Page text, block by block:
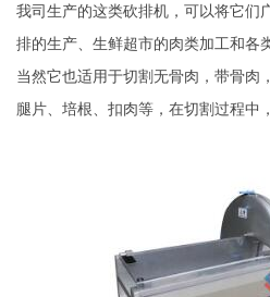
我司生产的这类砍排机，可以将它们
排的生产、生鲜超市的肉类加工和各
当然它也适用于切割无骨肉，带骨肉
腿片、培根、扣肉等，在切割过程中